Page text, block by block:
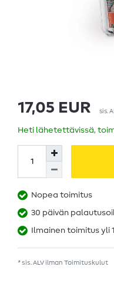
17,05 EUR sis.
Heti lähetettävissä,
Nopea toimitus
30 päivän
Ilmainen toimitus yli
* sis. ALV ilman Toimituskulut